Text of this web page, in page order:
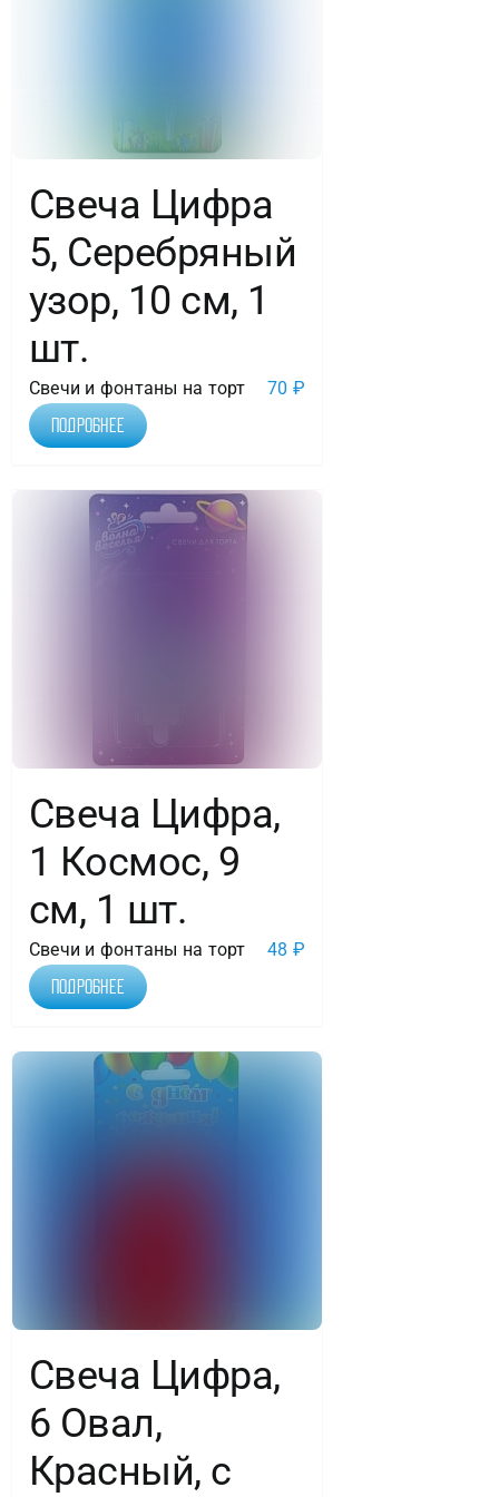
Свеча Цифра
5, Серебряный
узор, 10 см, 1
шт.
Свечи и фонтаны на торт 70 ₽
Подробнее
Свеча Цифра,
1 Космос, 9
см, 1 шт.
Свечи и фонтаны на торт 48 ₽
Подробнее
Свеча Цифра,
6 Овал,
Красный, с